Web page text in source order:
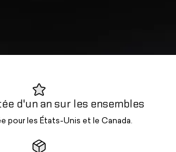
d'un an sur les ensembles
pour les États-Unis et le Canada.